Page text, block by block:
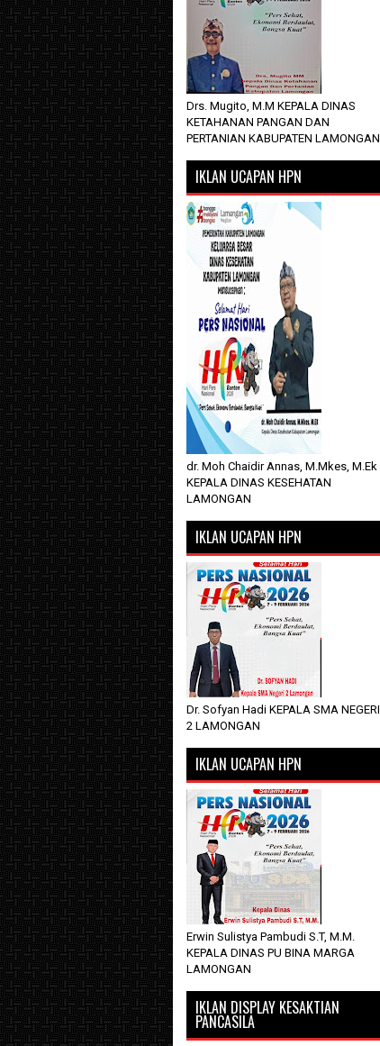
Drs. Mugito, M.M KEPALA DINAS
KETAHANAN PANGAN DAN
PERTANIAN KABUPATEN LAMONGAN
IKLAN UCAPAN HPN
dr. Moh Chaidir Annas, M.Mkes, M.Ek
KEPALA DINAS KESEHATAN
LAMONGAN
IKLAN UCAPAN HPN
Dr. Sofyan Hadi KEPALA SMA NEGERI
2 LAMONGAN
IKLAN UCAPAN HPN
Erwin Sulistya Pambudi S.T, M.M.
KEPALA DINAS PU BINA MARGA
LAMONGAN
IKLAN DISPLAY KESAKTIAN
PANCASILA